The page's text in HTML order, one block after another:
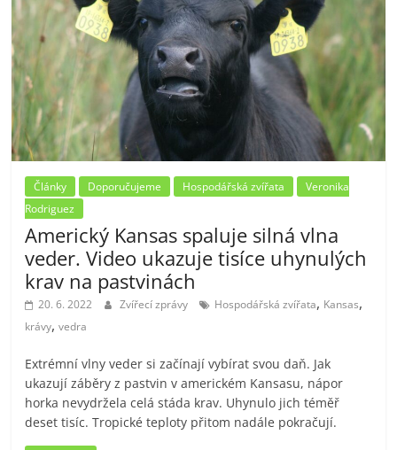
Články Doporučujeme Hospodářská zvířata
Veronika
Rodriguez
Americký Kansas spaluje silná vlna
veder. Video ukazuje tisíce uhynulých
krav na pastvinách
20. 6. 2022 Zvířecí zprávy Hospodářská zvířata, Kansas,
krávy,vedra
Extrémní vlny veder si začínají vybírat svou daň. Jak
ukazují záběry z pastvin v americkém Kansasu, nápor
horka nevydržela celá stáda krav. Uhynulo jich téměř
deset tisíc. Tropické teploty přitom nadále pokračují.